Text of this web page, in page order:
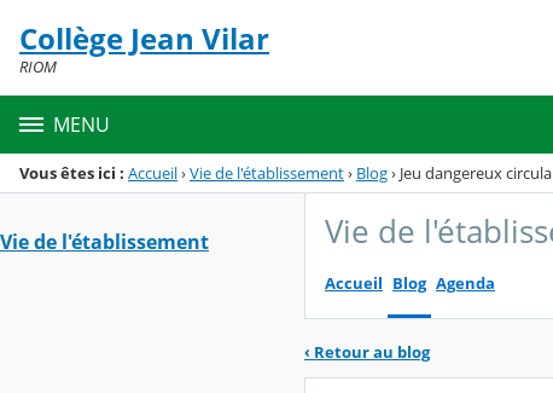
Menu de la rubrique
Contenu
Collège Jean Vilar
RIOM
MENU
Vous êtes ici : Accueil›Vie de l'établissement› Blog› Jeu dangereux
Vie de l'établissement Vie de
Accueil Blog Agenda
‹ Retour au blog